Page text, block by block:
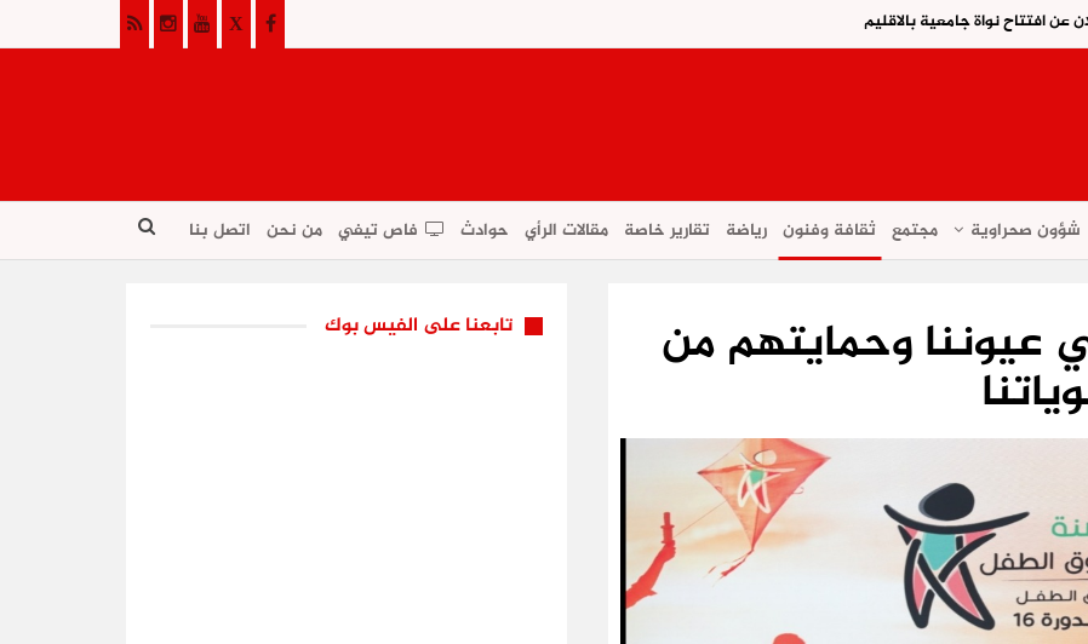
عن افتتاح نواة جامعية بالاقليم
شؤون صحراوية مجتمع ثقافة وفنون رياضة تقارير خاصة مقالات الرأي حوادث فاص تيفي من نحن اتصل بنا
عيوننا وحمايتهم من تابعنا على الفيس بوك